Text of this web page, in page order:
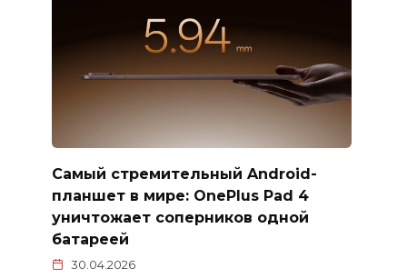
Самый стремительный Android-
планшет в мире: OnePlus Pad 4
уничтожает соперников одной
батареей
30.04.2026